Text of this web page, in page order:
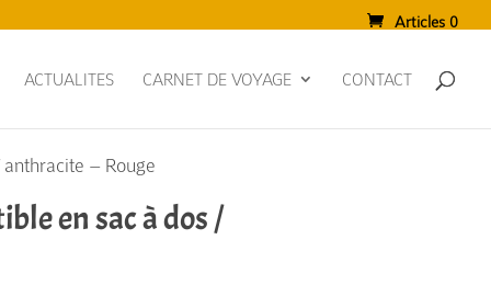
Articles 0
ACTUALITES CARNET DE VOYAGE CONTACT
– Rouge
en sac à dos /